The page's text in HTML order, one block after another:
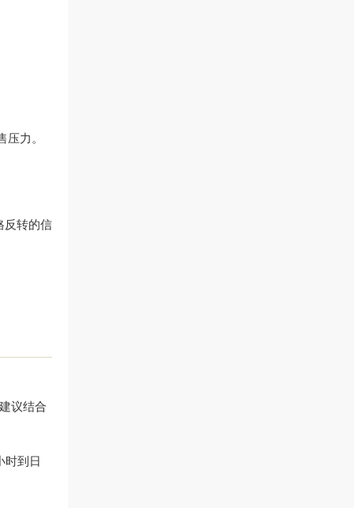
力。
反转的信
议结合
时到日